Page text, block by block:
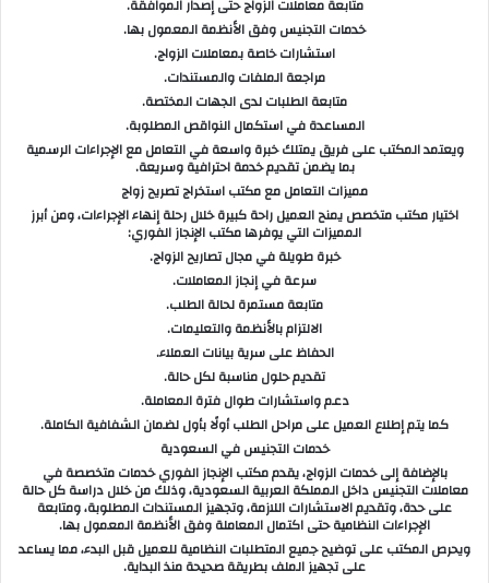
متابعة معاملات الزواج حتى إصدار الموافقة.
خدمات التجنيس وفق الأنظمة المعمول بها.
استشارات خاصة بمعاملات الزواج.
مراجعة الملفات والمستندات.
متابعة الطلبات لدى الجهات المختصة.
المساعدة في استكمال النواقص المطلوبة.
ويعتمد المكتب على فريق يمتلك خبرة واسعة في التعامل مع الإجراءات الرسمية
بما يضمن تقديم خدمة احترافية وسريعة.
مميزات التعامل مع مكتب استخراج تصريح زواج
اختيار مكتب متخصص يمنح العميل راحة كبيرة خلال رحلة إنهاء الإجراءات، ومن أبرز
المميزات التي يوفرها مكتب الإنجاز الفوري:
خبرة طويلة في مجال تصاريح الزواج.
سرعة في إنجاز المعاملات.
متابعة مستمرة لحالة الطلب.
الالتزام بالأنظمة والتعليمات.
الحفاظ على سرية بيانات العملاء.
تقديم حلول مناسبة لكل حالة.
دعم واستشارات طوال فترة المعاملة.
كما يتم إطلاع العميل على مراحل الطلب أولًا بأول لضمان الشفافية الكاملة.
خدمات التجنيس في السعودية
بالإضافة إلى خدمات الزواج، يقدم مكتب الإنجاز الفوري خدمات متخصصة في
معاملات التجنيس داخل المملكة العربية السعودية، وذلك من خلال دراسة كل حالة
على حدة، وتقديم الاستشارات اللازمة، وتجهيز المستندات المطلوبة، ومتابعة
الإجراءات النظامية حتى اكتمال المعاملة وفق الأنظمة المعمول بها.
ويحرص المكتب على توضيح جميع المتطلبات النظامية للعميل قبل البدء، مما يساعد
على تجهيز الملف بطريقة صحيحة منذ البداية.